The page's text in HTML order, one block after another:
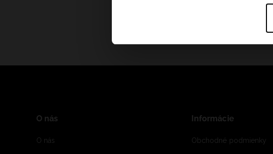
O nás
O nás
Informácie
Obchodné podmienky